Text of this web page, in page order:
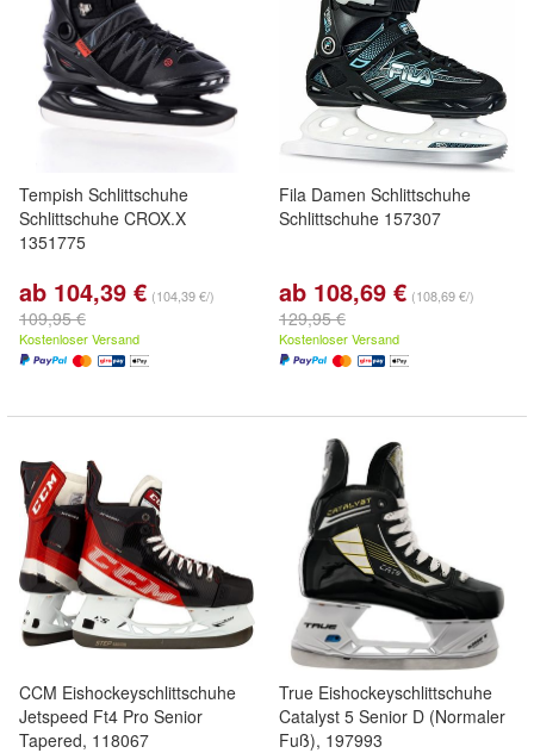
Tempish Schlittschuhe
Schlittschuhe CROX.X
1351775
ab 104,39 € (104,39 €/)
109,95 €
Kostenloser Versand
Fila Damen Schlittschuhe
Schlittschuhe 157307
ab 108,69 € (108,69 €/)
129,95 €
Kostenloser Versand
CCM Eishockeyschlittschuhe
Jetspeed Ft4 Pro Senior
Tapered, 118067
True Eishockeyschlittschuhe
Catalyst 5 Senior D (Normaler
Fuß), 197993